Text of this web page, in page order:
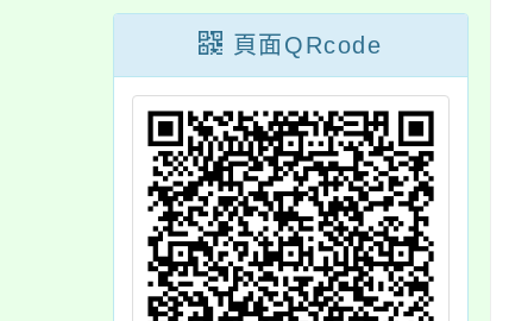
頁面QRcode